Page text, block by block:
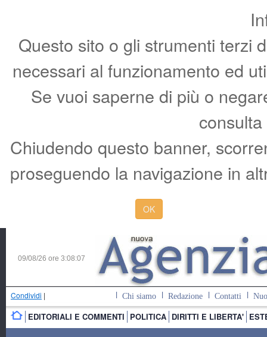
Questo sito o gli strumenti terzi
necessari al funzionamento ed
Se vuoi saperne di più o
Chiudendo questo banner,
proseguendo la navigazione in
OK
09/08/26 ore 3:08:08
Condividi | Chi siamo Redazione Contatti
EDITORIALI E COMMENTI POLITICA DIRITTI E LIBERTA'